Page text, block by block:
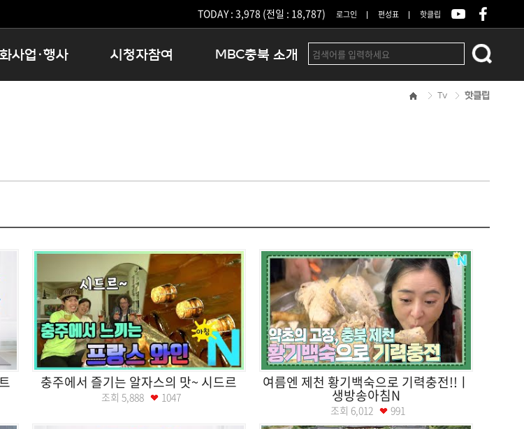
TODAY : 3,978 (전일 : 18,787) 로그인 편성표 핫클립
사업·행사
쌀 대청호마라톤
사 아카이빙
시청자참여 MBC충북 소개
결산공고
Tv 핫클립
충주에서 즐기는 알자스의 맛~ 시드르
조회 5,888 1047
여름엔 제천 황기백숙으로 기력충전!!ㅣ
생방송아침N
조회 6,012 991